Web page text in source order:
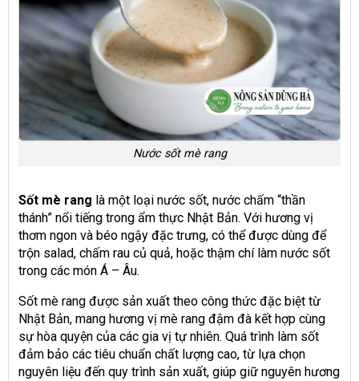
Nước sốt mè rang
Sốt mè rang là một loại nước sốt, nước chấm “thần
thánh” nổi tiếng trong ẩm thực Nhật Bản. Với hương vị
thơm ngon và béo ngậy đặc trưng, có thể được dùng để
trộn salad, chấm rau củ quả, hoặc thậm chí làm nước sốt
trong các món Á – Âu.
Sốt mè rang được sản xuất theo công thức đặc biệt từ
Nhật Bản, mang hương vị mè rang đậm đà kết hợp cùng
sự hòa quyện của các gia vị tự nhiên. Quá trình làm sốt
đảm bảo các tiêu chuẩn chất lượng cao, từ lựa chọn
nguyên liệu đến quy trình sản xuất, giúp giữ nguyên hương